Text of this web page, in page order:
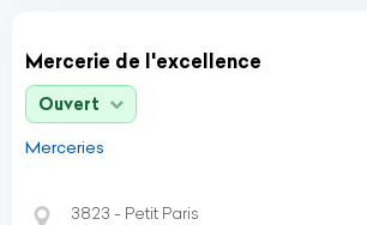
Mercerie de l'excellence
Ouvert
Merceries
3823 - Petit Paris